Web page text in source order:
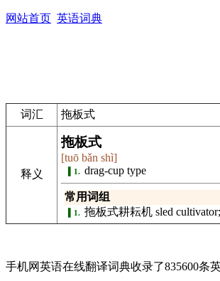
网站首页 英语词典
词汇 拖板式
释义
拖板式
[tuō bǎn shì]
1. drag-cup type
常用词组
1. 拖板式耕耘机 sled cultivator;
手机网英语在线翻译词典收录了835600条